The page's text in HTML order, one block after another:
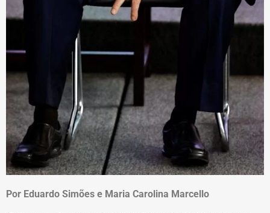
Por Eduardo Simões e Maria Carolina Marcello